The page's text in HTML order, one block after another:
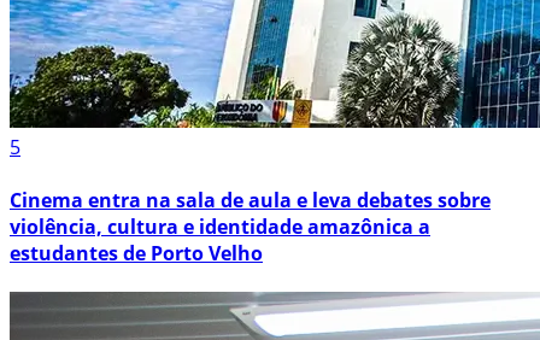
5
Cinema entra na sala de aula e leva debates sobre
violência, cultura e identidade amazônica a
estudantes de Porto Velho